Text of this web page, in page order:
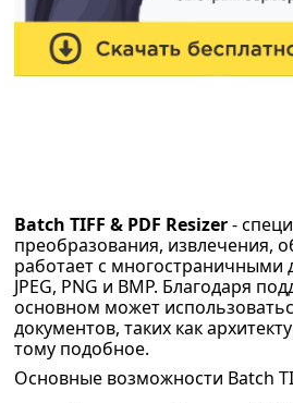
Batch TIFF & PDF Resizer-
преобразования, извлечения,
работает с многостраничными
JPEG, PNG и BMP. Благодаря
основном может
документов, таких как
тому подобное.
Основные возможности Batch